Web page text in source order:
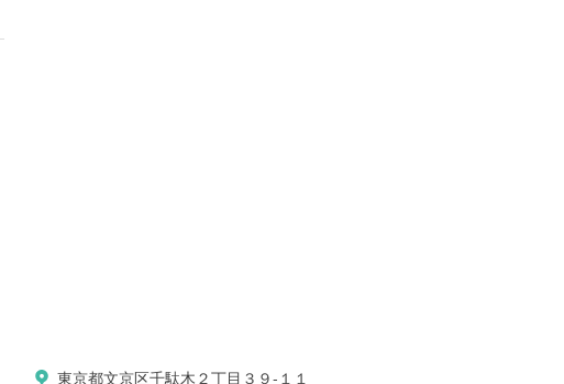
東京都文京区千駄木２丁目３９-１１